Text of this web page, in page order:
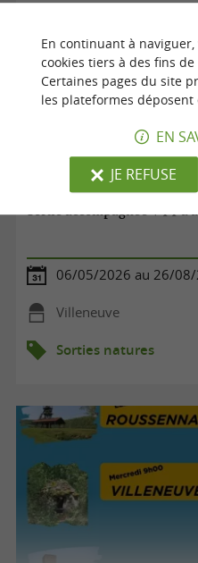
Sortie accompagnée VTT à
06/05/2026 au 26/
Villeneuve
Sorties natures
En continuant à
cookies tiers à des fins de
Certaines pages du site
les plateformes déposent
EN
JE REFUSE